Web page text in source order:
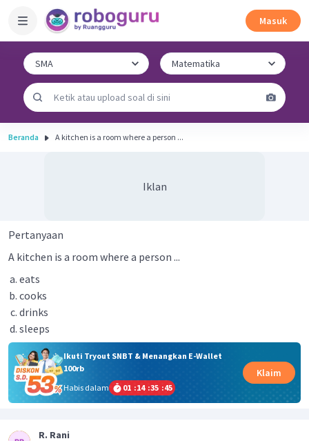
Masuk
Beranda A kitchen is a room where a person ...
Iklan
Pertanyaan
A kitchen is a room where a person ...
eats
cooks
drinks
sleeps
Ikuti Tryout SNBT & Menangkan E-Wallet
100rb
Habis dalam
01 :14 :35 :45
Klaim
R. Rani